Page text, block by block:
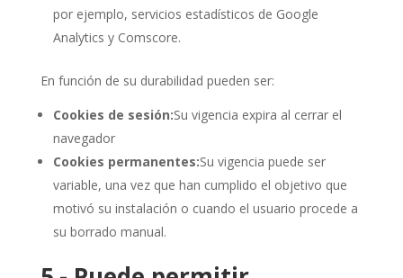
por ejemplo, servicios estadísticos de Google
Analytics y Comscore.
En función de su durabilidad pueden ser:
Cookies de sesión:Su vigencia expira al cerrar el
navegador
Cookies permanentes:Su vigencia puede ser
variable, una vez que han cumplido el objetivo que
motivó su instalación o cuando el usuario procede a
su borrado manual.